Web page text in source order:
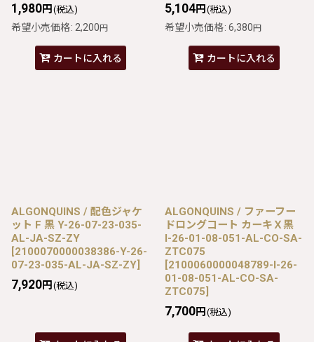
1,980円 (税込)
希望小売価格: 2,200円
カートに入れる
5,104円 (税込)
希望小売価格: 6,380円
カートに入れる
ALGONQUINS / 配色ジャケ
ット F 黒 Y-26-07-23-035-
AL-JA-SZ-ZY
[2100070000038386-Y-26-
07-23-035-AL-JA-SZ-ZY]
7,920円 (税込)
ALGONQUINS / ファーフー
ドロングコート カーキＸ黒
I-26-01-08-051-AL-CO-SA-
ZTC075
[2100060000048789-I-26-
01-08-051-AL-CO-SA-
ZTC075]
7,700円 (税込)